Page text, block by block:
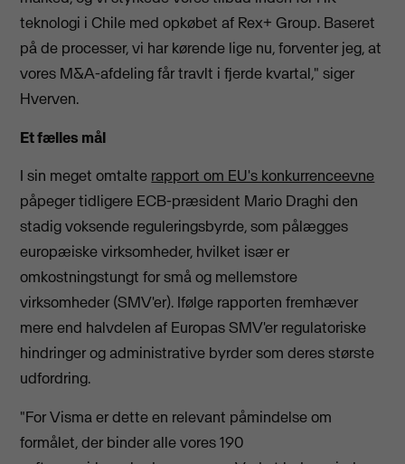
teknologi i Chile med opkøbet af Rex+ Group. Baseret
på de processer, vi har kørende lige nu, forventer jeg, at
vores M&A-afdeling får travlt i fjerde kvartal," siger
Hverven.
Et fælles mål
I sin meget omtalte rapport om EU's konkurrenceevne
påpeger tidligere ECB-præsident Mario Draghi den
stadig voksende reguleringsbyrde, som pålægges
europæiske virksomheder, hvilket især er
omkostningstungt for små og mellemstore
virksomheder (SMV'er). Ifølge rapporten fremhæver
mere end halvdelen af Europas SMV'er regulatoriske
hindringer og administrative byrder som deres største
udfordring.
"For Visma er dette en relevant påmindelse om
formålet, der binder alle vores 190